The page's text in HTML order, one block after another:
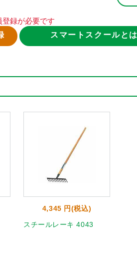
録が必要です
スマートスクールとは
4,345 円(税込)
スチールレーキ 4043